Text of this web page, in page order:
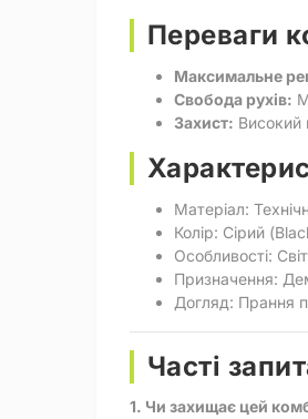
Переваги
Максимальне
Свобода рухів:
Захист: Високий
Матеріал:
Колір: Сірий
Особливості:
Призначення:
Догляд: Прання
Часті
1. Чи захищає цей